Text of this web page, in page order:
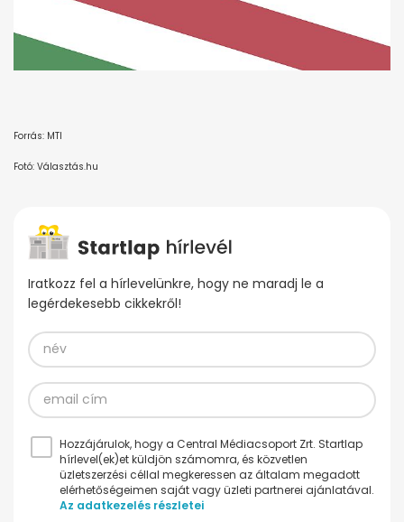
Forrás: MTI
Fotó: Választás.hu
Iratkozz fel a hírlevelünkre, hogy ne maradj le a
legérdekesebb cikkekről!
Hozzájárulok, hogy a Central Médiacsoport Zrt. Startlap
hírlevel(ek)et küldjön számomra, és közvetlen
üzletszerzési céllal megkeressen az általam megadott
elérhetőségeimen saját vagy üzleti partnerei ajánlatával.
Az adatkezelés részletei